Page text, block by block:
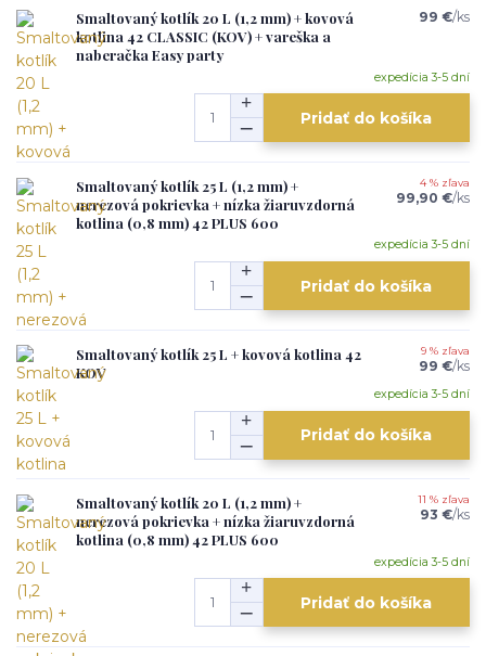
Smaltovaný kotlík 20 L (1,2 mm) + kovová
kotlina 42 CLASSIC (KOV) + vareška a
naberačka Easy party
99 €/ks
expedícia 3-5 dní
Pridať do košíka
Smaltovaný kotlík 25 L (1,2 mm) +
nerezová pokrievka + nízka žiaruvzdorná
kotlina (0,8 mm) 42 PLUS 600
4 % zľava
99,90 €/ks
expedícia 3-5 dní
Pridať do košíka
Smaltovaný kotlík 25 L + kovová kotlina 42
KOV
9 % zľava
99 €/ks
expedícia 3-5 dní
Pridať do košíka
Smaltovaný kotlík 20 L (1,2 mm) +
nerezová pokrievka + nízka žiaruvzdorná
kotlina (0,8 mm) 42 PLUS 600
11 % zľava
93 €/ks
expedícia 3-5 dní
Pridať do košíka